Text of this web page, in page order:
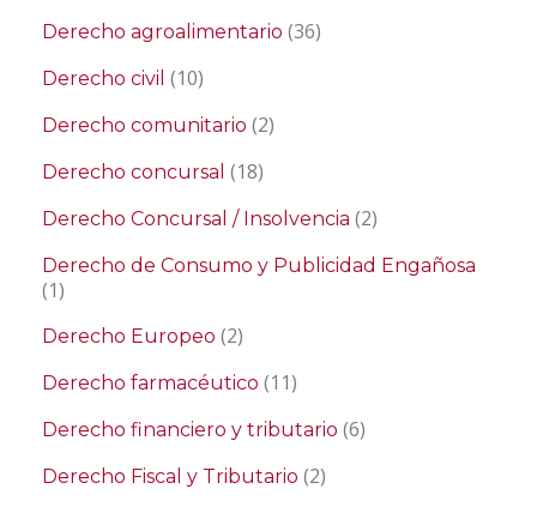
Derecho agroalimentario (36)
Derecho civil (10)
Derecho comunitario (2)
Derecho concursal (18)
Derecho Concursal / Insolvencia (2)
Derecho de Consumo y Publicidad Engañosa
(1)
Derecho Europeo (2)
Derecho farmacéutico (11)
Derecho financiero y tributario (6)
Derecho Fiscal y Tributario (2)